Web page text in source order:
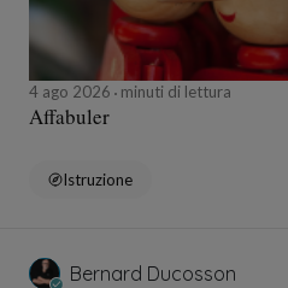
4 ago 2026 minuti di lettura
Affabuler
Istruzione
Bernard Ducosson